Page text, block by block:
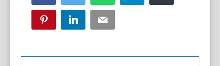
Pinterest LinkedIn Email